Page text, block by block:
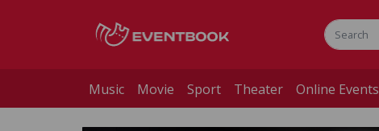
Music Movie Sport Theater Online Events